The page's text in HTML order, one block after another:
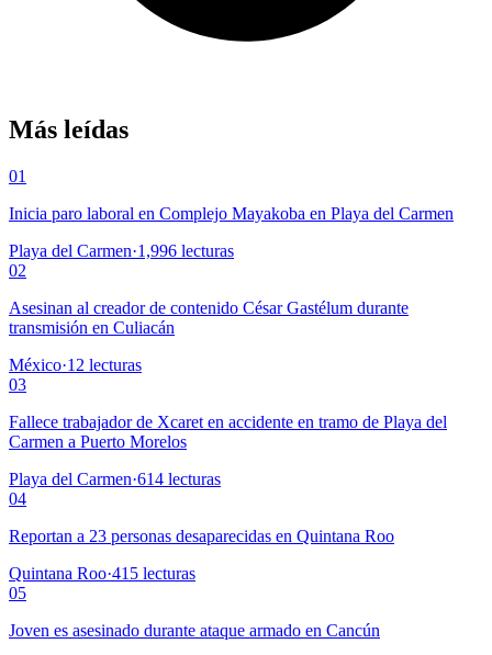
Más leídas
01
Inicia paro laboral en Complejo Mayakoba en Playa del Carmen
Playa del Carmen·1,996 lecturas
02
Asesinan al creador de contenido César Gastélum durante
transmisión en Culiacán
México·12 lecturas
03
Fallece trabajador de Xcaret en accidente en tramo de Playa del
Carmen a Puerto Morelos
Playa del Carmen·614 lecturas
04
Reportan a 23 personas desaparecidas en Quintana Roo
Quintana Roo·415 lecturas
05
Joven es asesinado durante ataque armado en Cancún